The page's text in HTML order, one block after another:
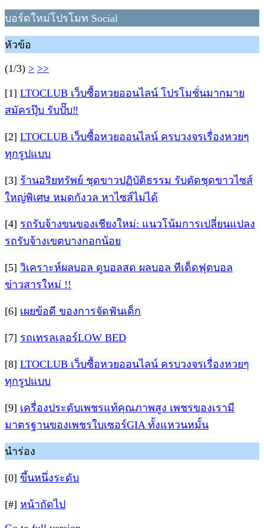
บอร์ดใหม่โปรโมท Social
หัวข้อ
(1/3) > >>
[1] LTOCLUB เว็บซื้อหวยออนไลน์ โปรโมชั่นมากมาย
สมัครปุ๊บ รับปั๊บ‼️
[2] LTOCLUB เว็บซื้อหวยออนไลน์ ครบวงจรเรื่องหวยๆ
ทุกรูปแบบ
[3] ร้านอริยทรัพย์ ชุดขาวปฏิบัติธรรม รับตัดชุดขาวไซส์
ใหญ่พิเศษ หมดกังวล หาไซส์ไม่ได้
[4] รถรับจ้างขนของเชียงใหม่: แนวโน้มการเปลี่ยนแปลง
รถรับจ้างเขตบางกอกน้อย
[5] วิเคราะห์ผลบอล ดูบอลสด ผลบอล ทีเด็ดฟุตบอล
ข่าวสารใหม่ !!
[6] เผยข้อดี ของการจัดฟันเด็ก
[7] รถเทรลเลอร์LOW BED
[8] LTOCLUB เว็บซื้อหวยออนไลน์ ครบวงจรเรื่องหวยๆ
ทุกรูปแบบ
[9] เครื่องประดับเพชรแท้คุณภาพสูง เพชรของเรามี
มาตรฐานของเพชรใบเซอร์GIA ทั้งแหวนหมั้น
นำร่อง
[0] ขึ้นหนึ่งระดับ
[#] หน้าถัดไป